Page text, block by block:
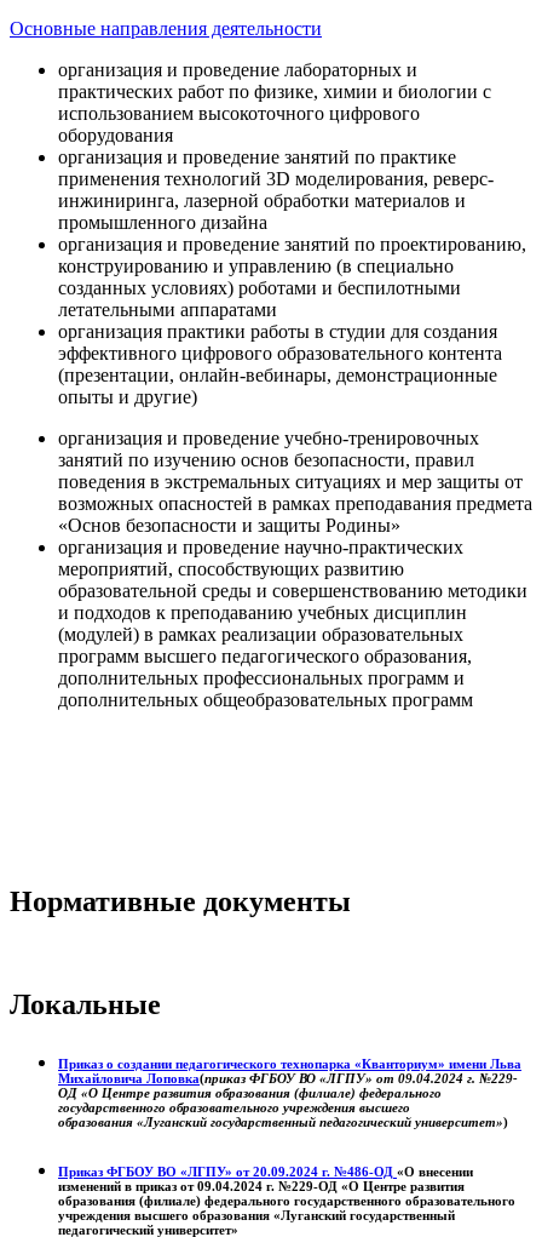
Основные направления деятельности
организация и проведение лабораторных и
практических работ по физике, химии и биологии с
использованием высокоточного цифрового
оборудования
организация и проведение занятий по практике
применения технологий 3D моделирования, реверс-
инжиниринга, лазерной обработки материалов и
промышленного дизайна
организация и проведение занятий по проектированию,
конструированию и управлению (в специально
созданных условиях) роботами и беспилотными
летательными аппаратами
организация практики работы в студии для создания
эффективного цифрового образовательного контента
(презентации, онлайн-вебинары, демонстрационные
опыты и другие)
организация и проведение учебно-тренировочных
занятий по изучению основ безопасности, правил
поведения в экстремальных ситуациях и мер защиты от
возможных опасностей в рамках преподавания предмета
«Основ безопасности и защиты Родины»
организация и проведение научно-практических
мероприятий, способствующих развитию
образовательной среды и совершенствованию методики
и подходов к преподаванию учебных дисциплин
(модулей) в рамках реализации образовательных
программ высшего педагогического образования,
дополнительных профессиональных программ и
дополнительных общеобразовательных программ
Нормативные документы
Локальные
Приказ о создании педагогического технопарка «Кванториум» имени Льва
Михайловича Лоповка(приказ ФГБОУ ВО «ЛГПУ» от 09.04.2024 г. №229-
ОД «О Центре развития образования (филиале) федерального
государственного образовательного учреждения высшего
образования «Луганский государственный педагогический университет»)
Приказ ФГБОУ ВО «ЛГПУ» от 20.09.2024 г. №486-ОД «О внесении
изменений в приказ от 09.04.2024 г. №229-ОД «О Центре развития
образования (филиале) федерального государственного образовательного
учреждения высшего образования «Луганский государственный
педагогический университет»